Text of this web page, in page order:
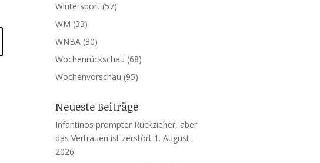
Wintersport(57)
WM (33)
WNBA(30)
Wochenrückschau (68)
Wochenvorschau (95)
Neueste Beiträge
Infantinos prompter Rückzieher, aber
das Vertrauen ist zerstört 1. August
2026